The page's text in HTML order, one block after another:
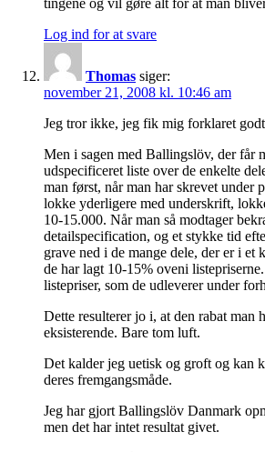
tingene og vil gøre alt for at man
Log ind for at svare
Thomas siger:
november 21, 2008 kl. 10:46 am
Jeg tror ikke, jeg fik mig forklaret
Men i sagen med Ballingslöv, der får
udspecificeret liste over de enkelte
man først, når man har skrevet under
lokke yderligere med underskrift,
10-15.000. Når man så modtager
detailspecification, og et stykke tid
grave ned i de mange dele, der er i et
de har lagt 10-15% oveni
listepriser, som de udleverer under
Dette resulterer jo i, at den rabat man
eksisterende. Bare tom luft.
Det kalder jeg uetisk og groft og kan
deres fremgangsmåde.
Jeg har gjort Ballingslöv Danmark
men det har intet resultat givet.